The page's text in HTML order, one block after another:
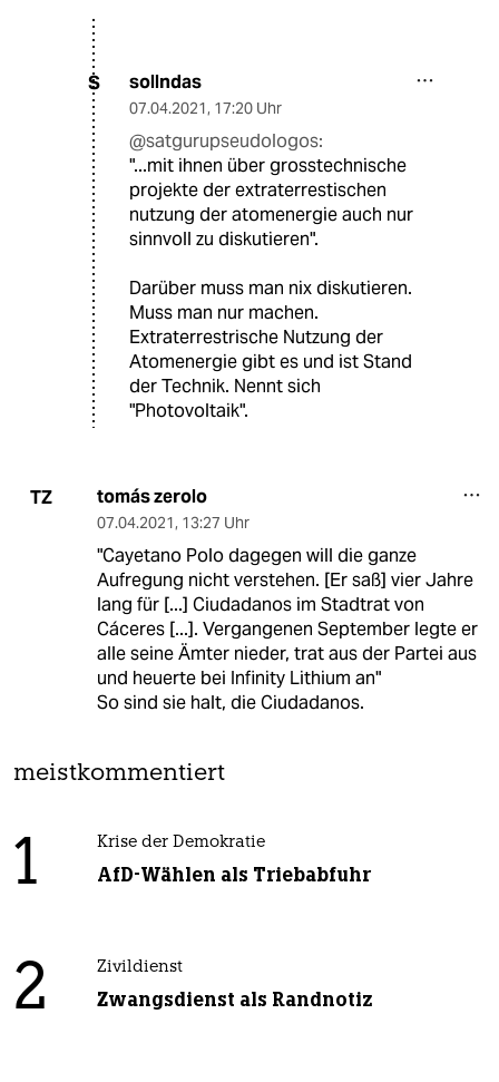
S sollndas
07.04.2021, 17:20 Uhr
@satgurupseudologos:
"...mit ihnen über grosstechnische
projekte der extraterrestischen
nutzung der atomenergie auch nur
sinnvoll zu diskutieren".
Darüber muss man nix diskutieren.
Muss man nur machen.
Extraterrestrische Nutzung der
Atomenergie gibt es und ist Stand
der Technik. Nennt sich
"Photovoltaik".
TZ tomás zerolo
07.04.2021, 13:27 Uhr
"Cayetano Polo dagegen will die ganze
Aufregung nicht verstehen. [Er saß] vier Jahre
lang für [...] Ciudadanos im Stadtrat von
Cáceres [...]. Vergangenen September legte er
alle seine Ämter nieder, trat aus der Partei aus
und heuerte bei Infinity Lithium an"
So sind sie halt, die Ciudadanos.
meistkommentiert
1 Krise der Demokratie
AfD-Wählen als Triebabfuhr
2 Zivildienst
Zwangsdienst als Randnotiz